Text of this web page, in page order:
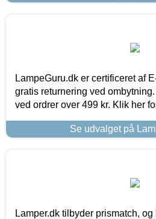
LampeGuru.dk er certificeret af
gratis returnering ved
ved ordrer over 499 kr. Klik her
Se udvalget på
Lamper.dk tilbyder prismatch,